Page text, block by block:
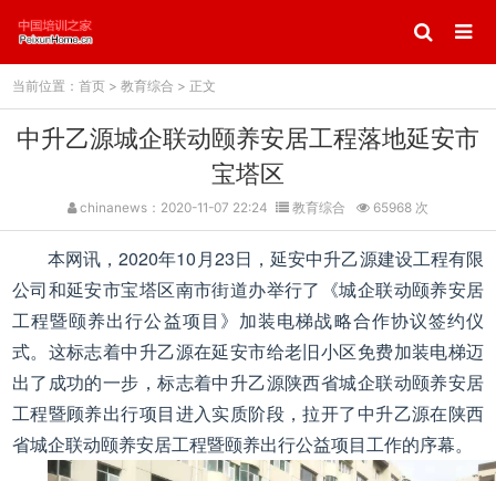
当前位置： 首页> 教育综合 > 正文
中升乙源城企联动颐养安居工程落地延安市
宝塔区
chinanews：2020-11-07 22:24 教育综合 65968 次
本网讯，2020年10月23日，延安中升乙源建设工程有限
公司和延安市宝塔区南市街道办举行了《城企联动颐养安居
工程暨颐养出行公益项目》加装电梯战略合作协议签约仪
式。这标志着中升乙源在延安市给老旧小区免费加装电梯迈
出了成功的一步，标志着中升乙源陕西省城企联动颐养安居
工程暨顾养出行项目进入实质阶段，拉开了中升乙源在陕西
省城企联动颐养安居工程暨颐养出行公益项目工作的序幕。